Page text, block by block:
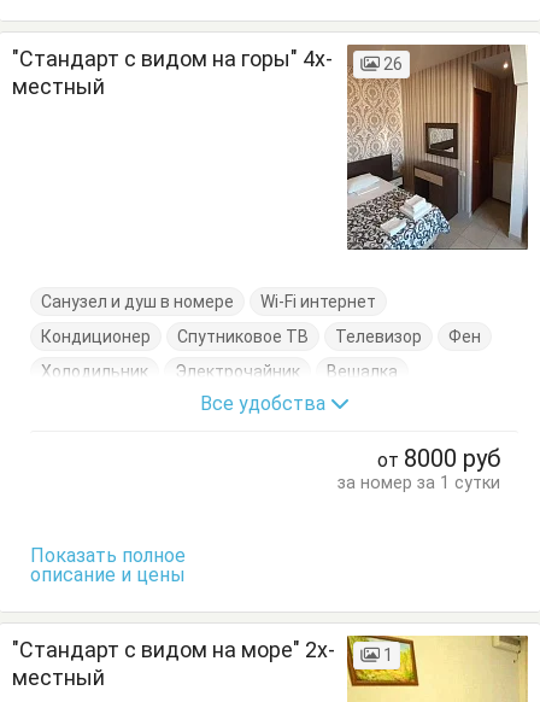
"Стандарт с видом на горы" 4х-
местный
26
Санузел и душ в номере
Wi-Fi интернет
Кондиционер
Спутниковое ТВ Телевизор
Фен
Холодильник
Электрочайник
Вешалка
Журнальный столик
Пуфик
Стол
Все удобства
от 8000 руб
за номер за 1 сутки
Показать полное
описание и цены
"Стандарт с видом на море" 2х-
местный
1